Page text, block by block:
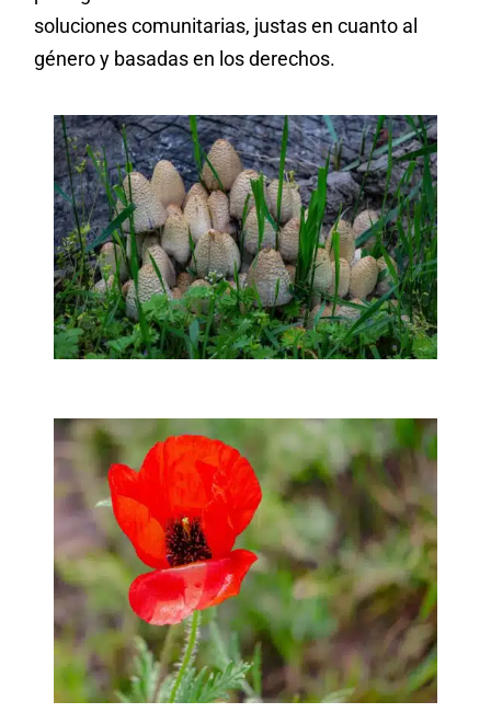
soluciones comunitarias, justas en cuanto al
género y basadas en los derechos.